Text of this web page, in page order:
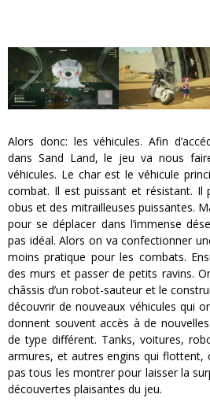
Alors donc: les véhicules. Afin
dans Sand Land, le jeu va nous
véhicules. Le char est le véhicule
combat. Il est puissant et résistant. Il
obus et des mitrailleuses puissantes.
pour se déplacer dans l’immense
pas idéal. Alors on va confectionner
moins pratique pour les combats.
des murs et passer de petits ravins.
châssis d’un robot-sauteur et le
découvrir de nouveaux véhicules qui
donnent souvent accès à de
de type différent. Tanks, voitures,
armures, et autres engins qui flottent,
pas tous les montrer pour laisser la
découvertes plaisantes du jeu.